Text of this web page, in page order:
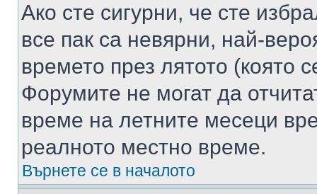
Ако сте сигурни, че сте
все пак са невярни, най-
времето през лятото (която
Форумите не могат да
време на летните месеци
реалното местно време.
Върнете се в началото